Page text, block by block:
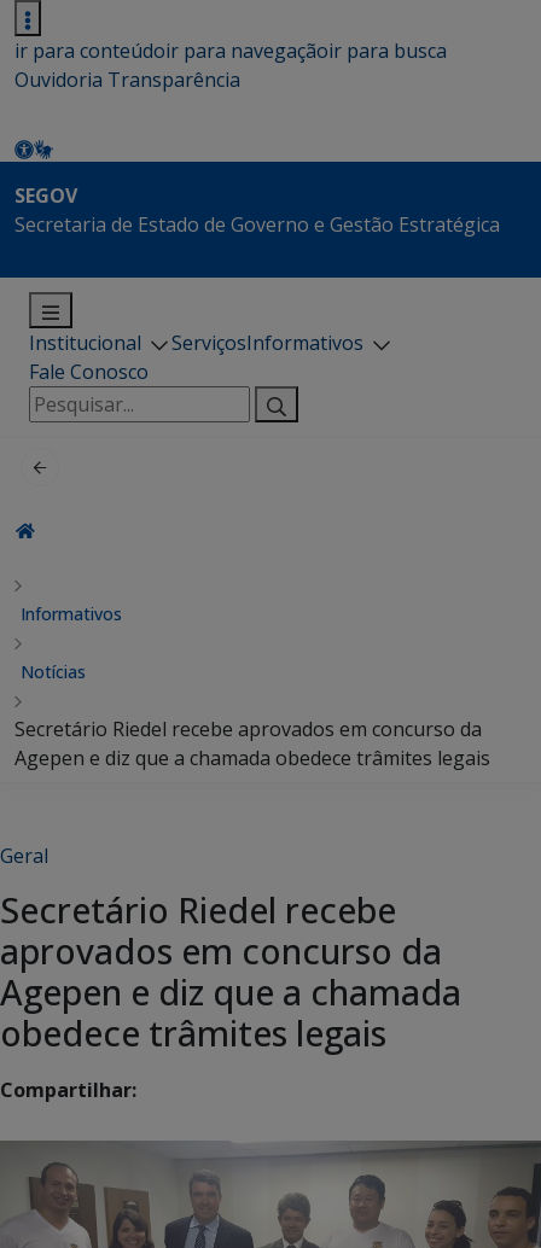
ir para conteúdoir para navegaçãoir para busca
Ouvidoria Transparência
SEGOV
Secretaria de Estado de Governo e Gestão Estratégica
Institucional ServiçosInformativos
Fale Conosco
Pesquisar
por:
Informativos
Notícias
Secretário Riedel recebe aprovados em concurso da
Agepen e diz que a chamada obedece trâmites legais
Geral
Secretário Riedel recebe
aprovados em concurso da
Agepen e diz que a chamada
obedece trâmites legais
Compartilhar: